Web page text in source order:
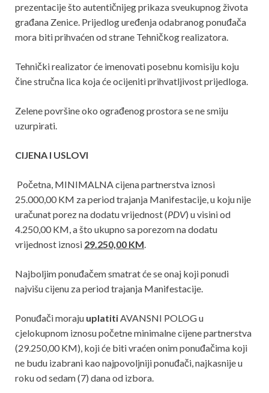
prezentacije što autentičnijeg prikaza sveukupnog života
građana Zenice. Prijedlog uređenja odabranog ponuđača
mora biti prihvaćen od strane Tehničkog realizatora.
Tehnički realizator će imenovati posebnu komisiju koju
čine stručna lica koja će ocijeniti prihvatljivost prijedloga.
Zelene površine oko ograđenog prostora se ne smiju
uzurpirati.
CIJENA I USLOVI
Početna, MINIMALNA cijena partnerstva iznosi
25.000,00 KM za period trajanja Manifestacije, u koju nije
uračunat porez na dodatu vrijednost (PDV) u visini od
4.250,00 KM, a što ukupno sa porezom na dodatu
vrijednost iznosi 29.250,00 KM.
Najboljim ponuđačem smatrat će se onaj koji ponudi
najvišu cijenu za period trajanja Manifestacije.
Ponuđači moraju uplatitiAVANSNI POLOG u
cjelokupnom iznosu početne minimalne cijene partnerstva
(29.250,00 KM), koji će biti vraćen onim ponuđačima koji
ne budu izabrani kao najpovoljniji ponuđači, najkasnije u
roku od sedam (7) dana od izbora.